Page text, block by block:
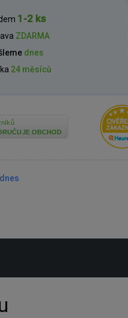
1-2 ks
ZDARMA
dnes
24 měsíců
OBCHOD